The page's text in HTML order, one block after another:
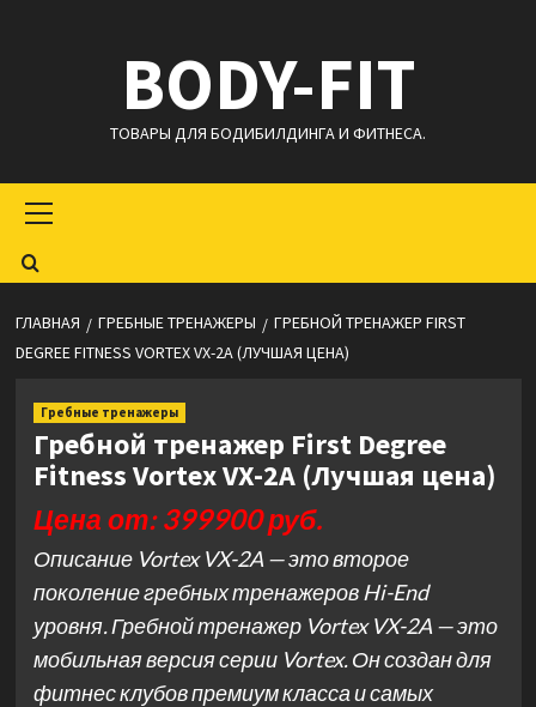
BODY-FIT
ТОВАРЫ ДЛЯ БОДИБИЛДИНГА И ФИТНЕСА.
меню
ГЛАВНАЯ ГРЕБНЫЕ ТРЕНАЖЕРЫ
ГРЕБНОЙ ТРЕНАЖЕР FIRST
DEGREE FITNESS VORTEX VX-2A (ЛУЧШАЯ ЦЕНА)
Гребные тренажеры
Гребной тренажер First Degree
Fitness Vortex VX-2A (Лучшая цена)
Цена от: 399900 руб.
Описание Vortex VX-2A — это второе
поколение гребных тренажеров Hi-End
уровня. Гребной тренажер Vortex VX-2A — это
мобильная версия серии Vortex. Он создан для
фитнес клубов премиум класса и самых